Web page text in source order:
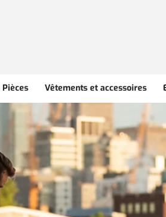
Pièces Vêtements et accessoires